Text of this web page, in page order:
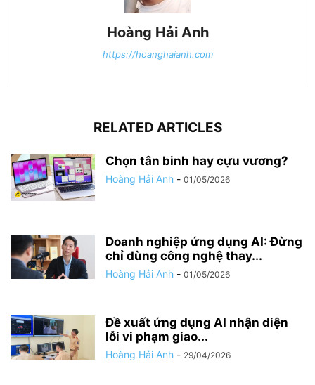
Hoàng Hải Anh
https://hoanghaianh.com
RELATED ARTICLES
Chọn tân binh hay cựu vương?
Hoàng Hải Anh - 01/05/2026
Doanh nghiệp ứng dụng AI: Đừng
chỉ dùng công nghệ thay...
Hoàng Hải Anh - 01/05/2026
Đề xuất ứng dụng AI nhận diện
lỗi vi phạm giao...
Hoàng Hải Anh - 29/04/2026